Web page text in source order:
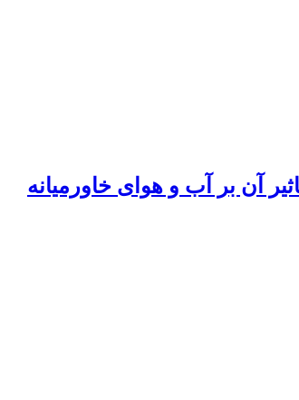
آن بر آب و هوای خاورمیانه